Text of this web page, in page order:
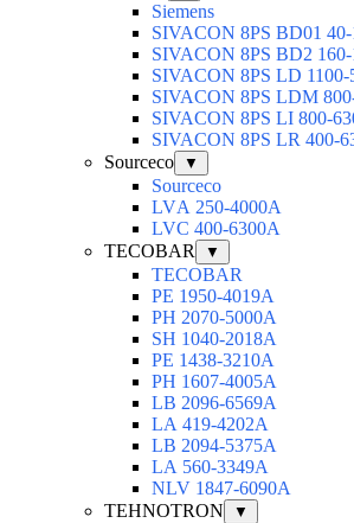
Siemens
SIVACON 8PS BD01
SIVACON 8PS BD2
SIVACON 8PS LD 1100-
SIVACON 8PS LDM
SIVACON 8PS LI 800-
SIVACON 8PS LR 400-
Sourceco
▼
Sourceco
LVА 250-4000А
LVС 400-6300А
TECOBAR
▼
TECOBAR
РЕ 1950-4019А
РН 2070-5000А
SН 1040-2018А
РЕ 1438-3210А
РН 1607-4005А
LB 2096-6569A
LА 419-4202А
LВ 2094-5375А
LА 560-3349А
NLV 1847-6090А
TEHNOTRON
▼